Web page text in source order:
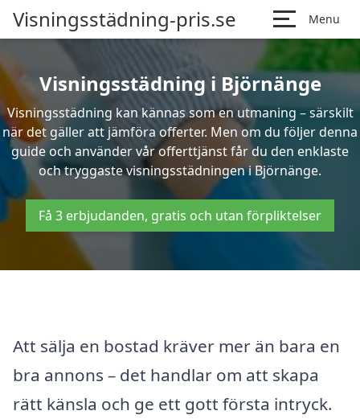
Visningsstädning-pris.se Menu
Visningsstädning i Björnänge
Visningsstädning kan kännas som en utmaning – särskilt
när det gäller att jämföra offerter. Men om du följer denna
guide och använder vår offerttjänst får du den enklaste
och tryggaste visningsstädningen i Björnänge.
Få 3 erbjudanden, gratis och utan förpliktelser
Att sälja en bostad kräver mer än bara en
bra annons – det handlar om att skapa
rätt känsla och ge ett gott första intryck.